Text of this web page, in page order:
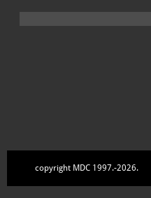
copyright MDC 1997.-2026.